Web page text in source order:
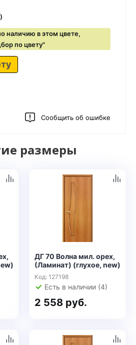
наличию в этом цвете,
по цвету"
Сообщить об ошибке
размеры
ДГ 70 Волна мил. орех,
(Ламинат) (глухое, new)
Код: 127198
Есть в наличии (4)
2 558 руб.